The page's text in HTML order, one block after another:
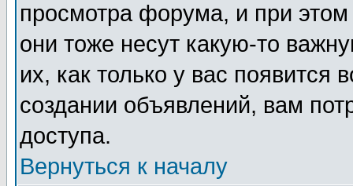
просмотра форума, и при
они тоже несут какую-то
их, как только у вас появится
создании объявлений, вам
доступа.
Вернуться к началу